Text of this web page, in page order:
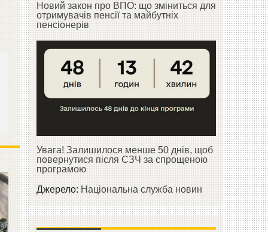
Новий закон про ВПО: що зміниться для
отримувачів пенсії та майбутніх
пенсіонерів
Увага! Залишилося менше 50 днів, щоб
повернутися після СЗЧ за спрощеною
програмою
Джерело:Національна служба новин